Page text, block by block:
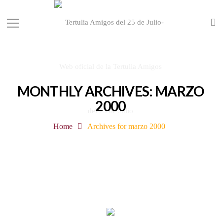
MONTHLY ARCHIVES: MARZO
2000
Home Archives for marzo 2000